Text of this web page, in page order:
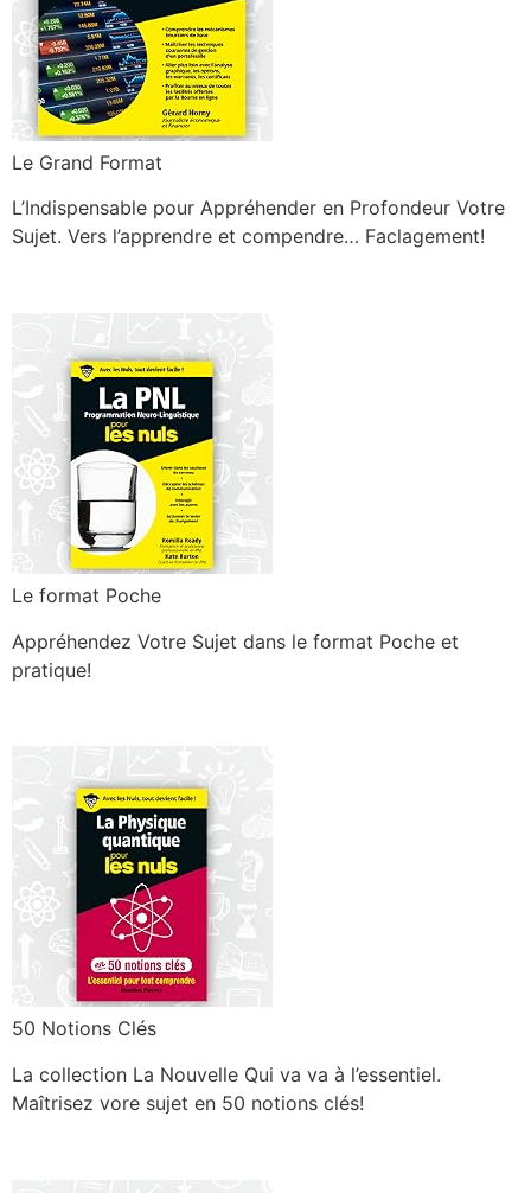
Le Grand Format
L’Indispensable pour Appréhender en Profondeur Votre
Sujet. Vers l’apprendre et compendre… Faclagement!
Le format Poche
Appréhendez Votre Sujet dans le format Poche et
pratique!
50 Notions Clés
La collection La Nouvelle Qui va va à l’essentiel.
Maîtrisez vore sujet en 50 notions clés!